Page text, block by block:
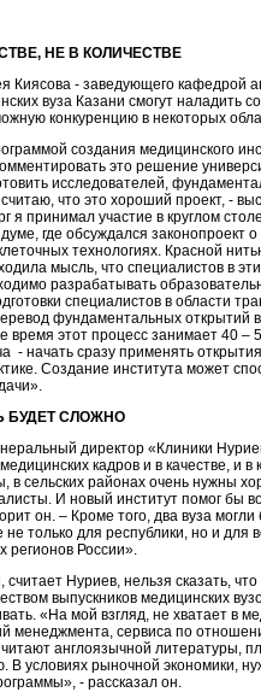
НЕ В КОЛИЧЕСТВЕ
Киясова - заведующего кафедрой
вуза Казани смогут наладить
конкуренцию в некоторых
создания медицинского
это решение
исследователей,
что это хороший проект, -
я принимал участие в круглом
где обсуждался законопроект о
технологиях. Красной
мысль, что специалистов в
разрабатывать
специалистов в области
фундаментальных открытий
время этот процесс занимает 40 –
- начать сразу применять
Создание института может
БУДЕТ СЛОЖНО
директор «Клиники
кадров и в качестве, и в
в сельских районах очень нужны
И новый институт помог бы
он. – Кроме того, два вуза могли
только для республики, но и для
регионов России».
Нуриев, нельзя сказать, что
выпускников медицинских
«На мой взгляд, не хватает в
менеджмента, сервиса по
англоязычной литературы,
В условиях рыночной экономики,
- рассказал он.